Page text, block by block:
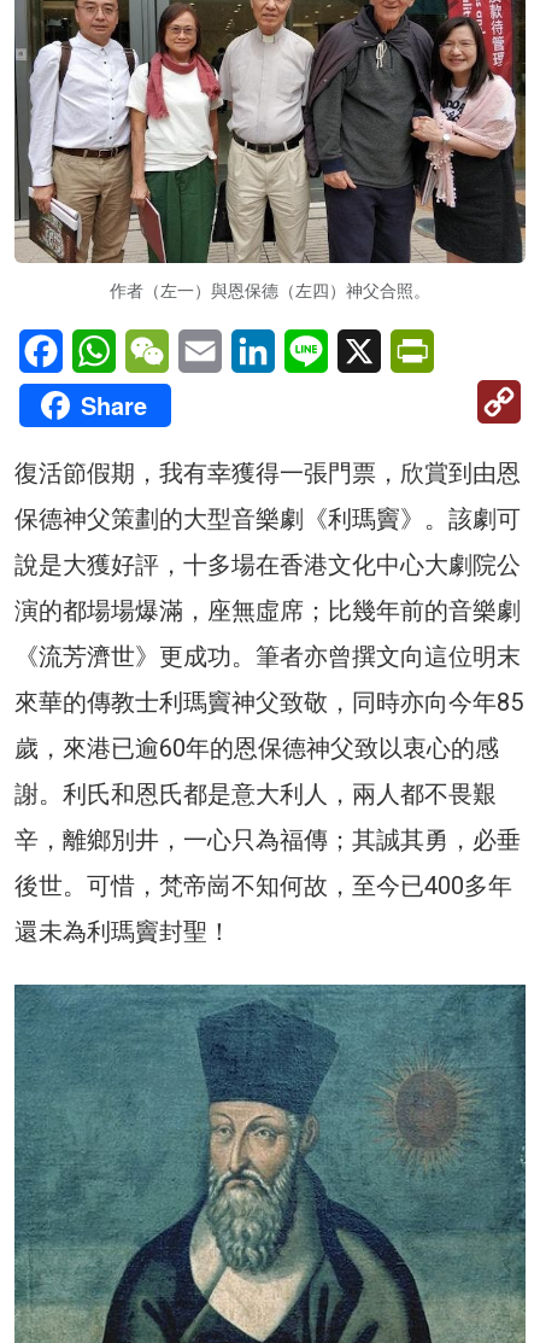
作者（左一）與恩保德（左四）神父合照。
FacebookWhatsAppWeChatEmail LinkedInLine X
Share
復活節假期，我有幸獲得一張門票，欣賞到由恩
保德神父策劃的大型音樂劇《利瑪竇》。該劇可
說是大獲好評，十多場在香港文化中心大劇院公
演的都場場爆滿，座無虛席；比幾年前的音樂劇
《流芳濟世》更成功。筆者亦曾撰文向這位明末
來華的傳教士利瑪竇神父致敬，同時亦向今年85
歲，來港已逾60年的恩保德神父致以衷心的感
謝。利氏和恩氏都是意大利人，兩人都不畏艱
辛，離鄉別井，一心只為福傳；其誠其勇，必垂
後世。可惜，梵帝崗不知何故，至今已400多年
還未為利瑪竇封聖！